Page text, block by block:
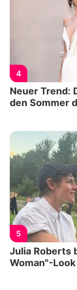
4
Neuer Trend:
den Sommer
5
Julia Roberts
Woman"-